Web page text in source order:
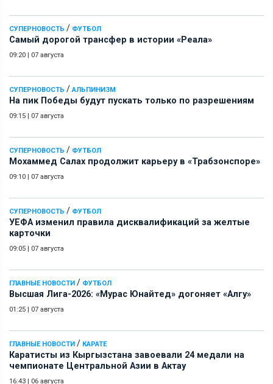
СУПЕРНОВОСТЬ / ФУТБОЛ
Самый дорогой трансфер в истории «Реала»
09:20 | 07 августа
СУПЕРНОВОСТЬ / АЛЬПИНИЗМ
На пик Победы будут пускать только по разрешениям
09:15 | 07 августа
СУПЕРНОВОСТЬ / ФУТБОЛ
Мохаммед Салах продолжит карьеру в «Трабзонспоре»
09:10 | 07 августа
СУПЕРНОВОСТЬ / ФУТБОЛ
УЕФА изменил правила дисквалификаций за желтые
карточки
09:05 | 07 августа
ГЛАВНЫЕ НОВОСТИ / ФУТБОЛ
Высшая Лига-2026: «Мурас Юнайтед» догоняет «Алгу»
01:25 | 07 августа
ГЛАВНЫЕ НОВОСТИ / КАРАТЕ
Каратисты из Кыргызстана завоевали 24 медали на
чемпионате Центральной Азии в Актау
16:43 | 06 августа